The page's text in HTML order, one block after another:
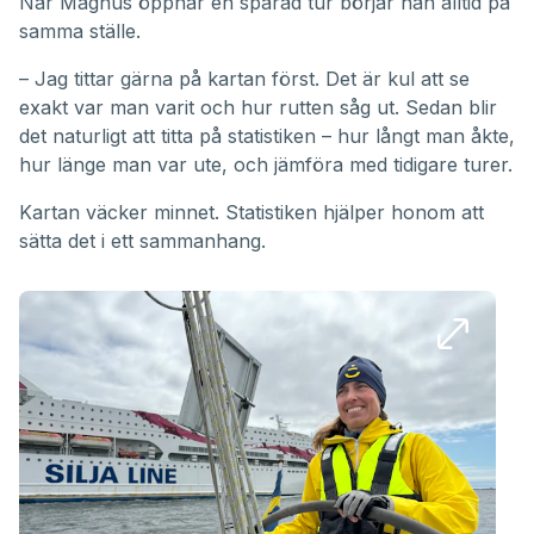
samma ställe.
– Jag tittar gärna på kartan först. Det är kul att se
exakt var man varit och hur rutten såg ut. Sedan blir
det naturligt att titta på statistiken – hur långt man åkte,
hur länge man var ute, och jämföra med tidigare turer.
Kartan väcker minnet. Statistiken hjälper honom att
sätta det i ett sammanhang.